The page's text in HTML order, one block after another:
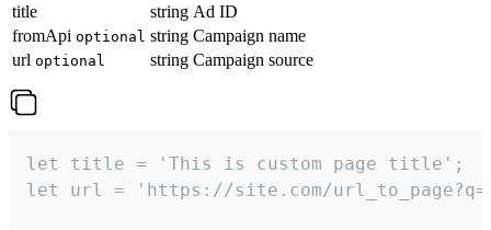
title
string Ad ID
fromApi optional string Campaign name
url optional string Campaign source
let title = 'This is custom page title';
let url = 'https://site.com/